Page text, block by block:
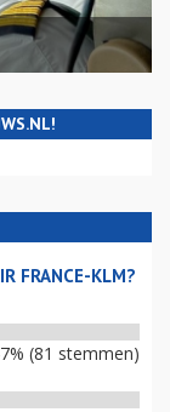
FRANCE-KLM?
(81 stemmen)